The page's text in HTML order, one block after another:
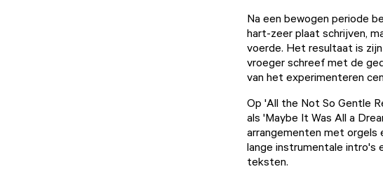
Na een bewogen periode
hart-zeer plaat schrijven,
voerde. Het resultaat is
vroeger schreef met de
van het experimenteren
Op 'All the Not So Gentle
als 'Maybe It Was All a
arrangementen met orgels
lange instrumentale intro's
teksten.